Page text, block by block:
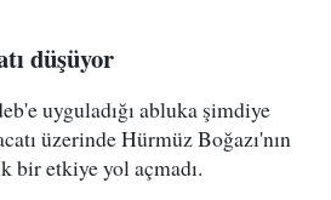
düşüyor
uyguladığı abluka şimdiye
üzerinde Hürmüz Boğazı'nın
bir etkiye yol açmadı.